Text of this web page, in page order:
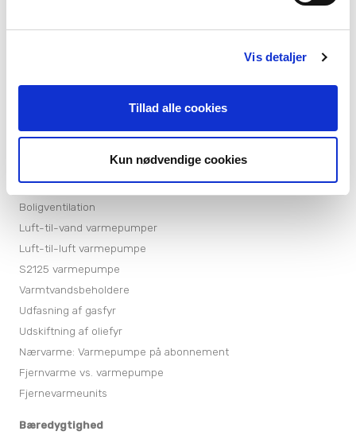
Vis detaljer
Tillad alle cookies
Kun nødvendige cookies
Varmepumper til sommerhuse
Jordvarmepumper
Boligventilation
Luft-til-vand varmepumper
Luft-til-luft varmepumpe
S2125 varmepumpe
Varmtvandsbeholdere
Udfasning af gasfyr
Udskiftning af oliefyr
Nærvarme: Varmepumpe på abonnement
Fjernvarme vs. varmepumpe
Fjernevarmeunits
Bæredygtighed